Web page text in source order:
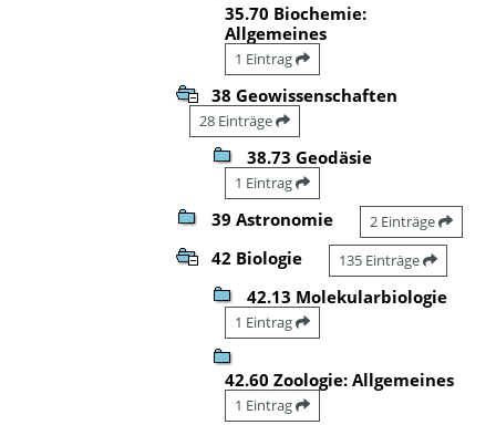
35.70 Biochemie:
Allgemeines
1 Eintrag
38 Geowissenschaften
28 Einträge
38.73 Geodäsie
1 Eintrag
39 Astronomie 2 Einträge
42 Biologie 135 Einträge
42.13 Molekularbiologie
1 Eintrag
42.60 Zoologie: Allgemeines
1 Eintrag